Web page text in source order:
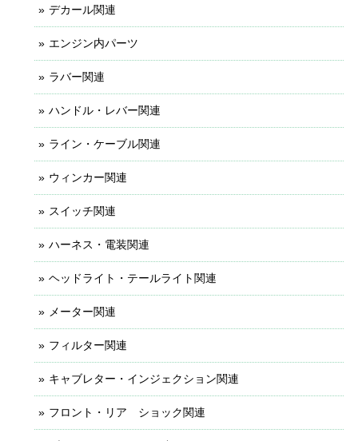
デカール関連
エンジン内パーツ
ラバー関連
ハンドル・レバー関連
ライン・ケーブル関連
ウィンカー関連
スイッチ関連
ハーネス・電装関連
ヘッドライト・テールライト関連
メーター関連
フィルター関連
キャブレター・インジェクション関連
フロント・リア ショック関連